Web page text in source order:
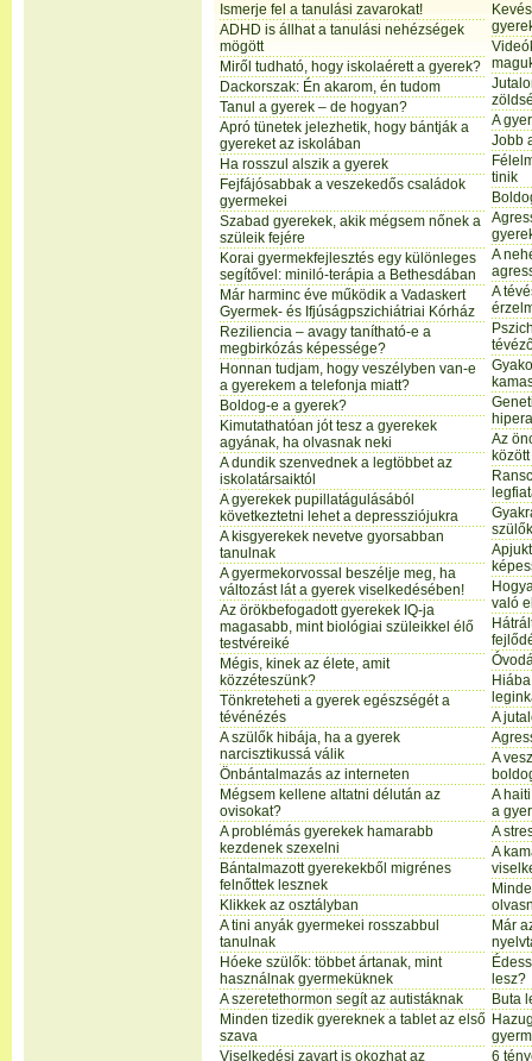
Ismerje fel a tanulási zavarokat!
ADHD is állhat a tanulási nehézségek
mögött
Miről tudható, hogy iskolaérett a gyerek?
Dackorszak: Én akarom, én tudom
Tanul a gyerek – de hogyan?
Apró tünetek jelezhetik, hogy bántják a
gyereket az iskolában
Ha rosszul alszik a gyerek
Fejfájósabbak a veszekedős családok
gyermekei
Szabad gyerekek, akik mégsem nőnek a
szüleik fejére
Korai gyermekfejlesztés egy különleges
segítővel: miniló-terápia a Bethesdában
Már harminc éve működik a Vadaskert
Gyermek- és Ifjúságpszichiátriai Kórház
Reziliencia – avagy tanítható-e a
megbirkózás képessége?
Honnan tudjam, hogy veszélyben van-e
a gyerekem a telefonja miatt?
Boldog-e a gyerek?
Kimutathatóan jót tesz a gyerekek
agyának, ha olvasnak neki
A dundik szenvednek a legtöbbet az
iskolatársaiktól
A gyerekek pupillatágulásából
következtetni lehet a depressziójukra
A kisgyerekek nevetve gyorsabban
tanulnak
A gyermekorvossal beszélje meg, ha
változást lát a gyerek viselkedésében!
Az örökbefogadott gyerekek IQ-ja
magasabb, mint biológiai szüleikkel élő
testvéreiké
Mégis, kinek az élete, amit
közzéteszünk?
Tönkreteheti a gyerek egészségét a
tévénézés
A szülők hibája, ha a gyerek
narcisztikussá válik
Önbántalmazás az interneten
Mégsem kellene altatni délután az
ovisokat?
A problémás gyerekek hamarabb
kezdenek szexelni
Bántalmazott gyerekekből migrénes
felnőttek lesznek
Klikkek az osztályban
A tini anyák gyermekei rosszabbul
tanulnak
Hóeke szülők: többet ártanak, mint
használnak gyermeküknek
A szeretethormon segít az autistáknak
Minden tizedik gyereknek a tablet az első
szava
Viselkedési zavart is okozhat az
A
Jobb
tinik
A
A
Az
között
való
A
A
A
a
A
A
Már
lesz?
Buta
6